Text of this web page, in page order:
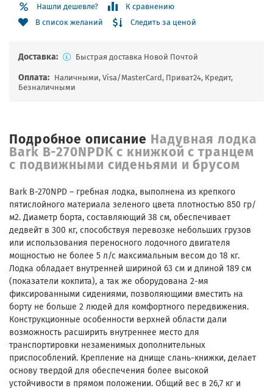
Нашли дешевле?
К сравнению
В список желаний
Следить за ценой
Доставка: Быстрая доставка Новой Почтой
Оплата: Наличными, Visa/MasterCard, Приват24, Кредит,
Безналичными
Подробное описание Надувная лодка
Bark B-270NPDK с книжкой с транцем
с подвижными сиденьями и брусом
Bark B-270NPD – гребная лодка, выполнена из крепкого
пятислойного материала зеленого цвета плотностью 850 гр/
м2. Диаметр борта, составляющий 38 см, обеспечивает
дедвейт в 300 кг, способствуя перевозке небольших грузов
или использования переносного лодочного двигателя
мощностью не более 5 л/с максимальным весом до 18 кг.
Лодка обладает внутренней шириной 63 см и длиной 189 см
(показатели кокпита), а так же оборудована 2-мя
фиксированными сидениями, позволяющими вместить на
борту не больше 2 людей для комфортного передвижения.
Конструкционные особенности верхней области дали
возможность расширить внутреннее место для
транспортировки незаменимых дополнительных
приспособлений. Крепление на днище слань-книжки, делает
основу твердой для обеспечения более высокой
устойчивости в прямом положении. Общий вес в 26,7 кг и